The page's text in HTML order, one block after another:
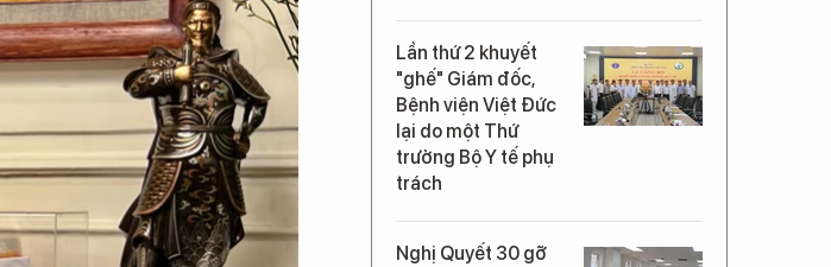
Lần thứ 2 khuyết
"ghế" Giám đốc,
Bệnh viện Việt Đức
lại do một Thứ
trưởng Bộ Y tế phụ
trách
Nghị Quyết 30 gỡ